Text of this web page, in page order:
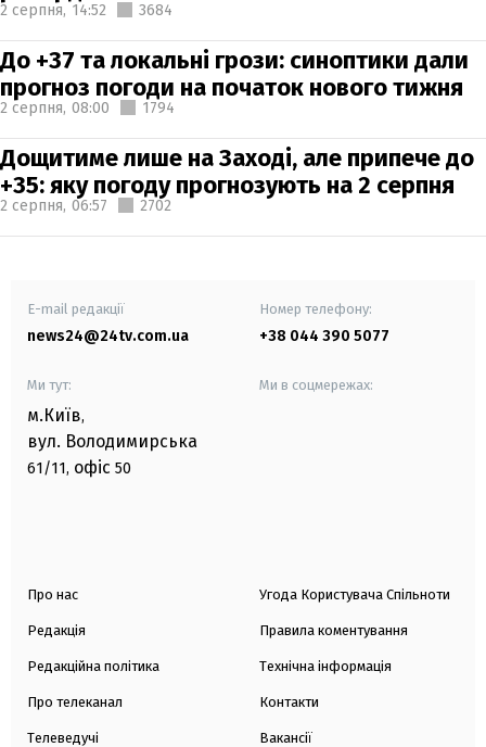
2 серпня, 14:52 3684
До +37 та локальні грози: синоптики дали
прогноз погоди на початок нового тижня
2 серпня, 08:00 1794
Дощитиме лише на Заході, але припече до
+35: яку погоду прогнозують на 2 серпня
2 серпня, 06:57 2702
E-mail редакції
news24@24tv.com.ua
Номер телефону:
+38 044 390 5077
Ми тут:
м.Київ,
вул. Володимирська
61/11, офіс 50
Ми в соцмережах:
Про нас
Редакція
Редакційна політика
Про телеканал
Телеведучі
Угода Користувача Спільноти
Правила коментування
Технічна інформація
Контакти
Вакансії